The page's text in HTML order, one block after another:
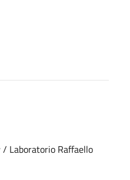
/ Laboratorio Raffaello